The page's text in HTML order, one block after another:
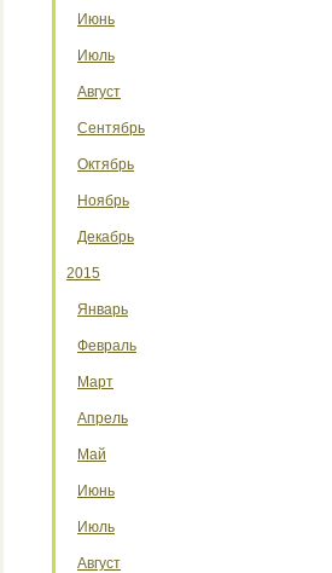
Июнь
Июль
Август
Сентябрь
Октябрь
Ноябрь
Декабрь
2015
Январь
Февраль
Март
Апрель
Май
Июнь
Июль
Август